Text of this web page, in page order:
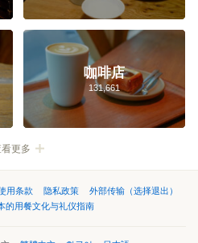
・中华街・石川町
宫城 福岛
咖啡店
131,661
更多
用条款 隐私政策
外部传输（选择退出）
的用餐文化与礼仪指南